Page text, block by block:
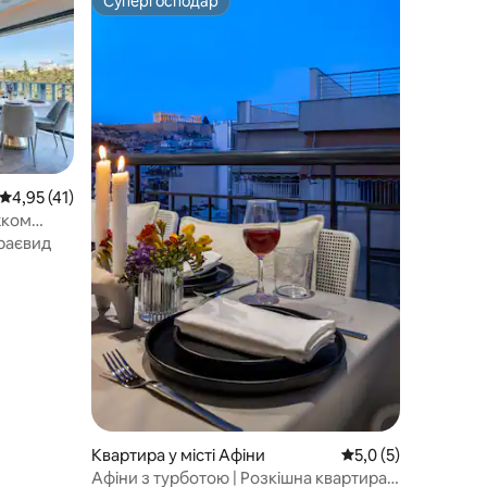
Середня оцінка: 4,95 з 5, відгуки: 41
4,95 (41)
Супергосподар
Квартира у місті Афіни Середня оцінка:
5,0 (5)
Афіни з турботою | Розкішна квартира з